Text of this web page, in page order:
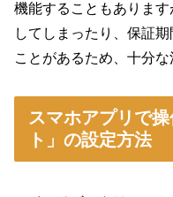
機能することもありま
してしまったり、保証
ことがあるため、十分な
スマホアプリで
ト」の設定方法